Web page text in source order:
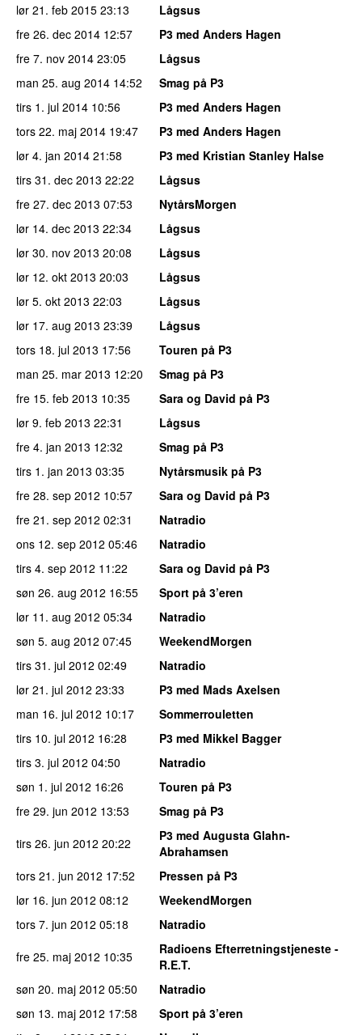
lør 21. feb 2015 23:13
Lågsus
fre 26. dec 2014 12:57
P3 med Anders Hagen
fre 7. nov 2014 23:05
Lågsus
man 25. aug 2014 14:52
Smag på P3
tirs 1. jul 2014 10:56
P3 med Anders Hagen
tors 22. maj 2014 19:47
P3 med Anders Hagen
lør 4. jan 2014 21:58
P3 med Kristian Stanley Halse
tirs 31. dec 2013 22:22
Lågsus
fre 27. dec 2013 07:53
NytårsMorgen
lør 14. dec 2013 22:34
Lågsus
lør 30. nov 2013 20:08
Lågsus
lør 12. okt 2013 20:03
Lågsus
lør 5. okt 2013 22:03
Lågsus
lør 17. aug 2013 23:39
Lågsus
tors 18. jul 2013 17:56
Touren på P3
man 25. mar 2013 12:20
Smag på P3
fre 15. feb 2013 10:35
Sara og David på P3
lør 9. feb 2013 22:31
Lågsus
fre 4. jan 2013 12:32
Smag på P3
tirs 1. jan 2013 03:35
Nytårsmusik på P3
fre 28. sep 2012 10:57
Sara og David på P3
fre 21. sep 2012 02:31
Natradio
ons 12. sep 2012 05:46
Natradio
tirs 4. sep 2012 11:22
Sara og David på P3
søn 26. aug 2012 16:55
Sport på 3’eren
lør 11. aug 2012 05:34
Natradio
søn 5. aug 2012 07:45
WeekendMorgen
tirs 31. jul 2012 02:49
Natradio
lør 21. jul 2012 23:33
P3 med Mads Axelsen
man 16. jul 2012 10:17
Sommerrouletten
tirs 10. jul 2012 16:28
P3 med Mikkel Bagger
tirs 3. jul 2012 04:50
Natradio
søn 1. jul 2012 16:26
Touren på P3
fre 29. jun 2012 13:53
Smag på P3
tirs 26. jun 2012 20:22
P3 med Augusta Glahn-
Abrahamsen
tors 21. jun 2012 17:52
Pressen på P3
lør 16. jun 2012 08:12
WeekendMorgen
tors 7. jun 2012 05:18
Natradio
fre 25. maj 2012 10:35
Radioens Efterretningstjeneste -
R.E.T.
søn 20. maj 2012 05:50
Natradio
søn 13. maj 2012 17:58
Sport på 3’eren